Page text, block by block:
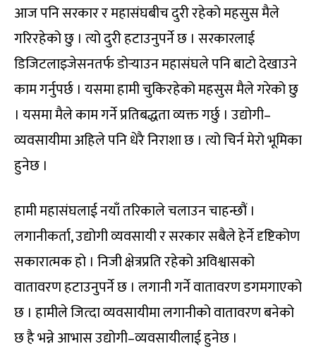
आज पनि सरकार र महासंघबीच दुरी रहेको महसुस मैले
गरिरहेको छु । त्यो दुरी हटाउनुपर्ने छ । सरकारलाई
डिजिटलाइजेसनतर्फ डोर्‍याउन महासंघले पनि बाटो देखाउने
काम गर्नुपर्छ । यसमा हामी चुकिरहेको महसुस मैले गरेको छु
। यसमा मैले काम गर्ने प्रतिबद्धता व्यक्त गर्छु । उद्योगी–
व्यवसायीमा अहिले पनि धेरै निराशा छ । त्यो चिर्न मेरो भूमिका
हुनेछ ।
हामी महासंघलाई नयाँ तरिकाले चलाउन चाहन्छौं ।
लगानीकर्ता, उद्योगी व्यवसायी र सरकार सबैले हेर्ने दृष्टिकोण
सकारात्मक हो । निजी क्षेत्रप्रति रहेको अविश्वासको
वातावरण हटाउनुपर्ने छ । लगानी गर्ने वातावरण डगमगाएको
छ । हामीले जित्दा व्यवसायीमा लगानीको वातावरण बनेको
छ है भन्ने आभास उद्योगी–व्यवसायीलाई हुनेछ ।